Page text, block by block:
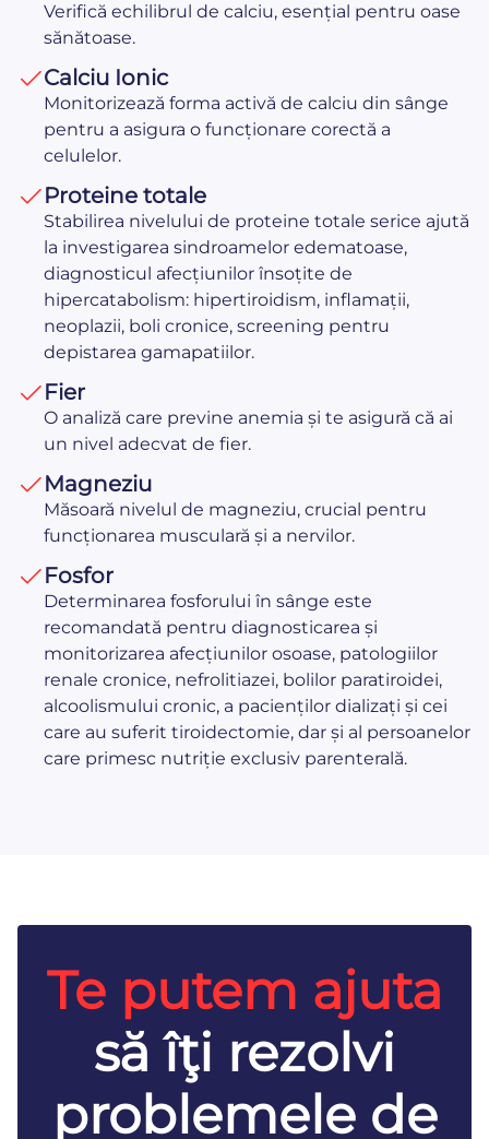
Verifică echilibrul de calciu, esențial pentru oase
sănătoase.
Calciu Ionic
Monitorizează forma activă de calciu din sânge
pentru a asigura o funcționare corectă a
celulelor.
Proteine totale
Stabilirea nivelului de proteine totale serice ajută
la investigarea sindroamelor edematoase,
diagnosticul afecțiunilor însoțite de
hipercatabolism: hipertiroidism, inflamații,
neoplazii, boli cronice, screening pentru
depistarea gamapatiilor.
Fier
O analiză care previne anemia și te asigură că ai
un nivel adecvat de fier.
Magneziu
Măsoară nivelul de magneziu, crucial pentru
funcționarea musculară și a nervilor.
Fosfor
Determinarea fosforului în sânge este
recomandată pentru diagnosticarea și
monitorizarea afecțiunilor osoase, patologiilor
renale cronice, nefrolitiazei, bolilor paratiroidei,
alcoolismului cronic, a pacienților dializați și cei
care au suferit tiroidectomie, dar și al persoanelor
care primesc nutriție exclusiv parenterală.
Te putem ajuta
să îţi rezolvi
problemele de